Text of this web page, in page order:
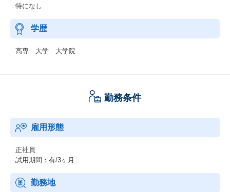
特になし
学歴
高専 大学 大学院
勤務条件
雇用形態
正社員
試用期間：有/3ヶ月
勤務地